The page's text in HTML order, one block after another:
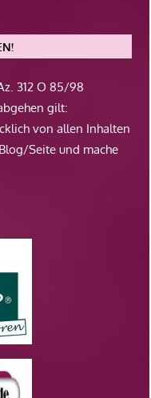
312 O 85/98
gilt:
von allen Inhalten
Seite und mache